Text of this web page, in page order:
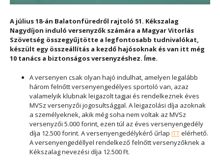
A július 18-án Balatonfüredről rajtoló 51. Kékszalag
Nagydíjon induló versenyzők számára a Magyar Vitorlás
Szövetség összegyűjtötte a legfontosabb tudnivalókat,
készült egy összeállítás a kezdő hajósoknak és van itt még
10 tanács a biztonságos versenyzéshez. Íme.
A versenyen csak olyan hajó indulhat, amelyen legalább
három felnőtt versenyengedélyes sportoló van, azaz
valamelyik klubnak leigazolt tagjai és rendelkeznek éves
MVSz versenyzői jogosultsággal. A leigazolási díja azoknak
a személyeknek, akik még soha nem voltak az MVSz
versenyzői 5.000 forint, ezen túl az éves versenyengedély
díja 12.500 forint. A versenyengedélykérő űrlap ITTelérhető.
A versenyengedéllyel rendelkező felnőtt versenyzőknek a
Kékszalag nevezési díja 12.500 Ft.